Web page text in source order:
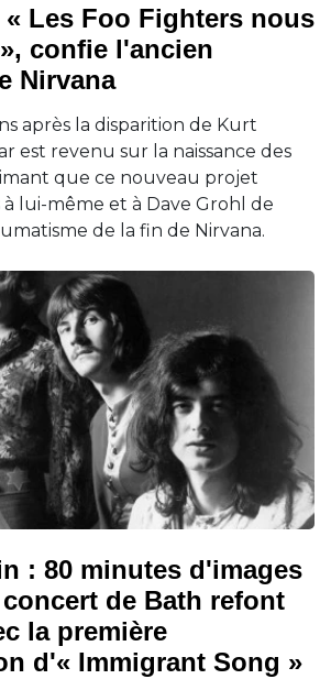
« Les Foo Fighters nous
confie l'ancien
Nirvana
après la disparition de Kurt
est revenu sur la naissance des
que ce nouveau projet
à lui-même et à Dave Grohl de
de la fin de Nirvana.
: 80 minutes d'images
de Bath refont
la première
d'« Immigrant Song »